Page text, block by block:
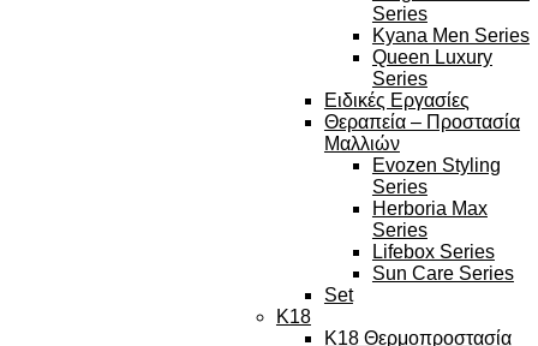
Series
Kyana Men Series
Queen Luxury
Series
Ειδικές Εργασίες
Θεραπεία – Προστασία
Μαλλιών
Evozen Styling
Series
Herboria Max
Series
Lifebox Series
Sun Care Series
Set
K18
K18 Θερμοπροστασία